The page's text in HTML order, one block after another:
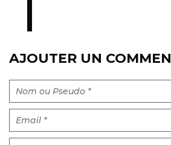
AJOUTER UN